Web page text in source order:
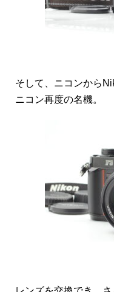
そして、ニコンから
ニコン再度の名機。